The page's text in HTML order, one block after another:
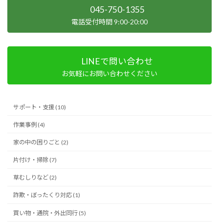
045-750-1355
電話受付時間 9:00-20:00
LINEで問い合わせ
お気軽にお問い合わせください
サポート・支援 (10)
作業事例 (4)
家の中の困りごと (2)
片付け・掃除 (7)
草むしりなど (2)
詐欺・ぼったくり対応 (1)
買い物・通院・外出同行 (5)